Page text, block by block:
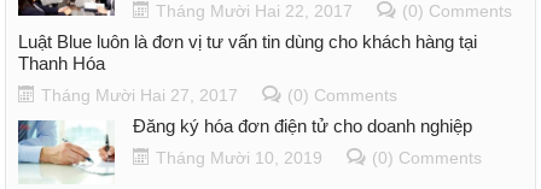
Tháng Mười Hai 22, 2017 (0) Comments
Luật Blue luôn là đơn vị tư vấn tin dùng cho khách hàng tại
Thanh Hóa
Tháng Mười Hai 27, 2017 (0) Comments
Đăng ký hóa đơn điện tử cho doanh nghiệp
Tháng Mười 10, 2019 (0) Comments